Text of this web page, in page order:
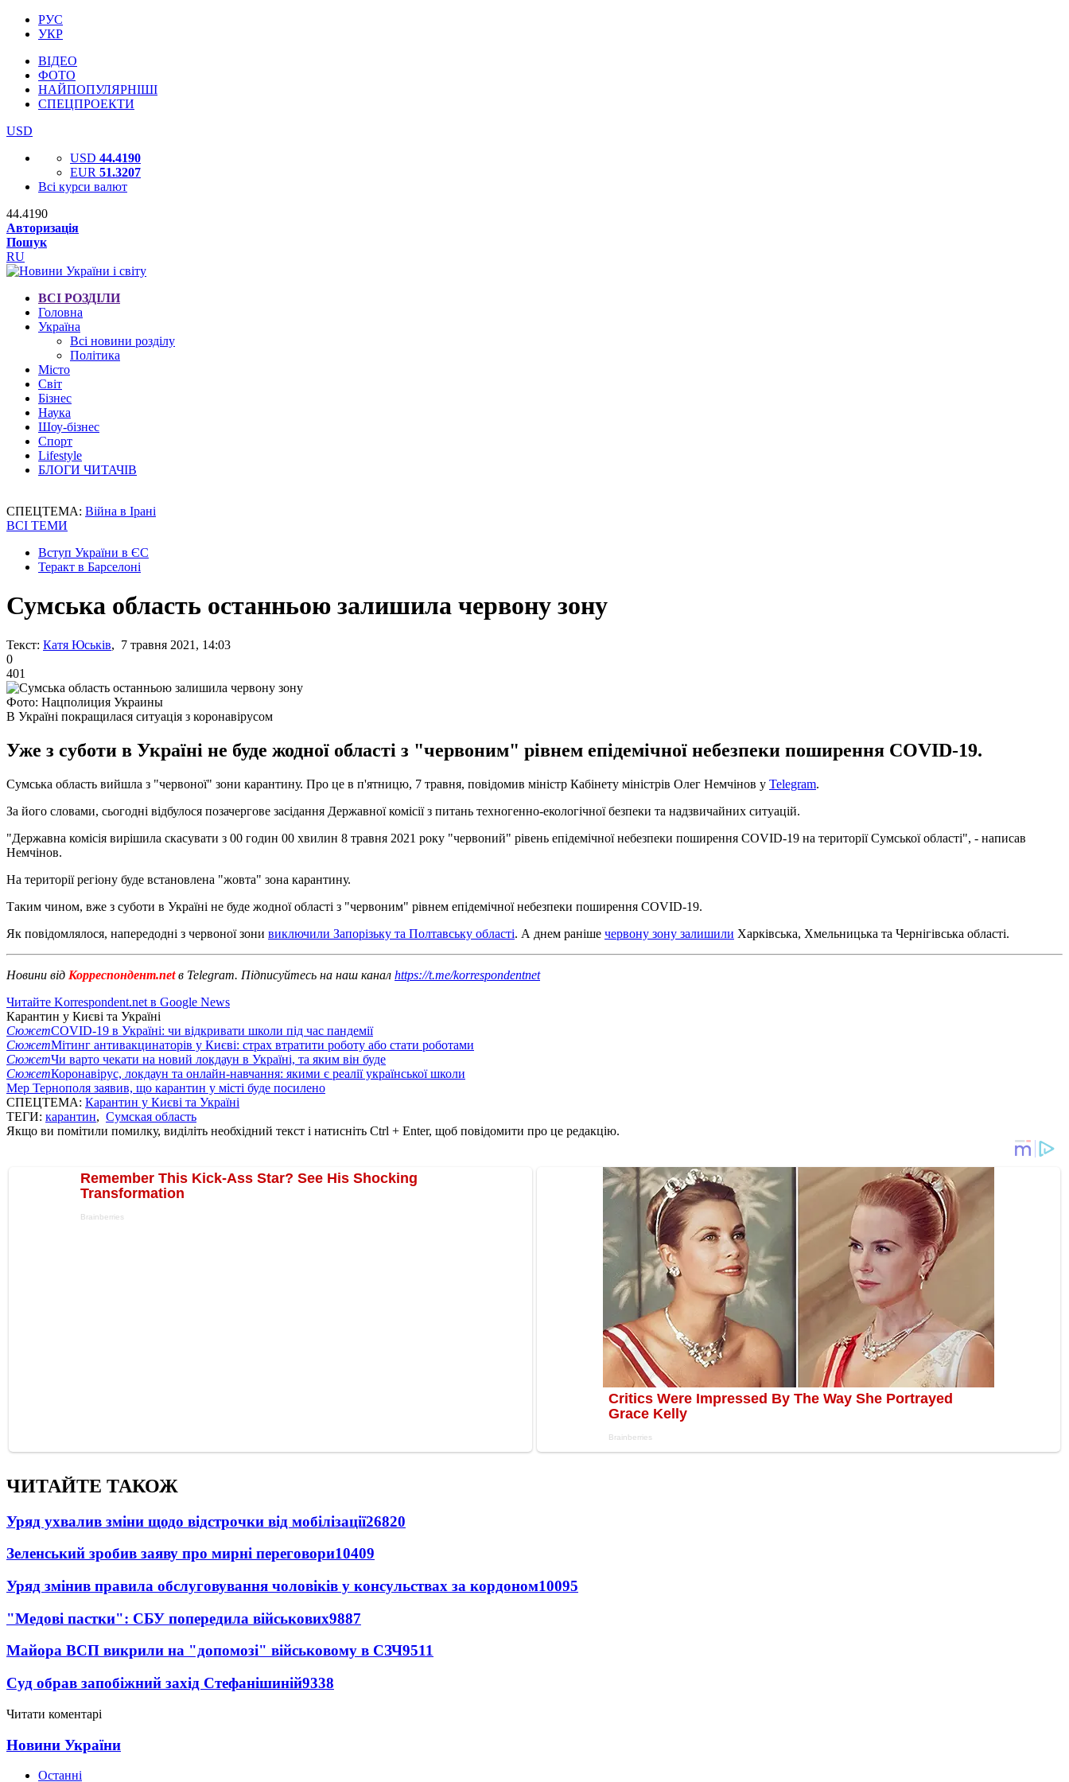
РУС
УКР
ВІДЕО
ФОТО
НАЙПОПУЛЯРНІШІ
СПЕЦПРОЕКТИ
USD
USD 44.4190
EUR 51.3207
Всі курси валют
44.4190
Авторизація
Пошук
RU
ВСІ РОЗДІЛИ
Головна
Україна
Всі новини розділу
Політика
Місто
Світ
Бізнес
Наука
Шоу-бізнес
Спорт
Lifestyle
БЛОГИ ЧИТАЧІВ
СПЕЦТЕМА: Війна в Ірані
ВСІ ТЕМИ
Вступ України в ЄС
Теракт в Барселоні
Сумська область останньою залишила червону зону
Текст: Катя Юськів, 7 травня 2021, 14:03
0
401
Фото: Нацполиция Украины
В Україні покращилася ситуація з коронавірусом
Уже з суботи в Україні не буде жодної області з "червоним" рівнем епідемічної небезпеки поширення COVID-19.
Сумська область вийшла з "червоної" зони карантину. Про це в п'ятницю, 7 травня, повідомив міністр Кабінету міністрів Олег Немчінов у Telegram.
За його словами, сьогодні відбулося позачергове засідання Державної комісії з питань техногенно-екологічної безпеки та надзвичайних ситуацій.
"Державна комісія вирішила скасувати з 00 годин 00 хвилин 8 травня 2021 року "червоний" рівень епідемічної небезпеки поширення COVID-19 на території Сумської області", - написав
Немчінов.
На території регіону буде встановлена ​​"жовта" зона карантину.
Таким чином, вже з суботи в Україні не буде жодної області з "червоним" рівнем епідемічної небезпеки поширення COVID-19.
Як повідомлялося, напередодні з червоної зони виключили Запорізьку та Полтавську області. А днем ​​раніше червону зону залишили Харківська, Хмельницька та Чернігівська області.
Новини від Корреспондент.netв Telegram. Підписуйтесь на наш канал https://t.me/korrespondentnet
Читайте Korrespondent.net в Google News
Карантин у Києві та Україні
СюжетCOVID-19 в Україні: чи відкривати школи під час пандемії
СюжетМітинг антивакцинаторів у Києві: страх втратити роботу або стати роботами
СюжетЧи варто чекати на новий локдаун в Україні, та яким він буде
СюжетКоронавірус, локдаун та онлайн-навчання: якими є реалії української школи
Мер Тернополя заявив, що карантин у місті буде посилено
СПЕЦТЕМА: Карантин у Києві та Україні
ТЕГИ: карантин, Сумская область
Якщо ви помітили помилку, виділіть необхідний текст і натисніть Ctrl + Enter, щоб повідомити про це редакцію.
ЧИТАЙТЕ ТАКОЖ
Уряд ухвалив зміни щодо відстрочки від мобілізації26820
Зеленський зробив заяву про мирні переговори10409
Уряд змінив правила обслуговування чоловіків у консульствах за кордоном10095
"Медові пастки": СБУ попередила військових9887
Майора ВСП викрили на "допомозі" військовому в СЗЧ9511
Суд обрав запобіжний захід Стефанішиній9338
Читати коментарі
Новини України
Останні